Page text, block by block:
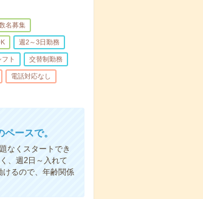
名募集
週2～3日勤務
フト 交替制勤務
電話対応なし
ースで。
なくスタートでき
、週2日～入れて
るので、年齢関係